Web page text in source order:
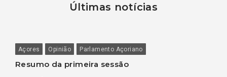
Últimas notícias
Açores Opinião Parlamento Açoriano
Resumo da primeira sessão